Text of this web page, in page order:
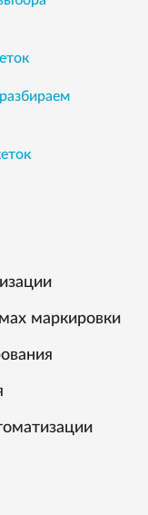
маркировки